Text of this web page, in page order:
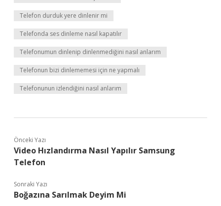
Telefon durduk yere dinlenir mi
Telefonda ses dinleme nasıl kapatılır
Telefonumun dinlenip dinlenmediğini nasıl anlarım
Telefonun bizi dinlememesi için ne yapmalı
Telefonunun izlendiğini nasıl anlarım
Önceki Yazı
Video Hızlandırma Nasıl Yapılır Samsung
Telefon
Sonraki Yazı
Boğazına Sarılmak Deyim Mi